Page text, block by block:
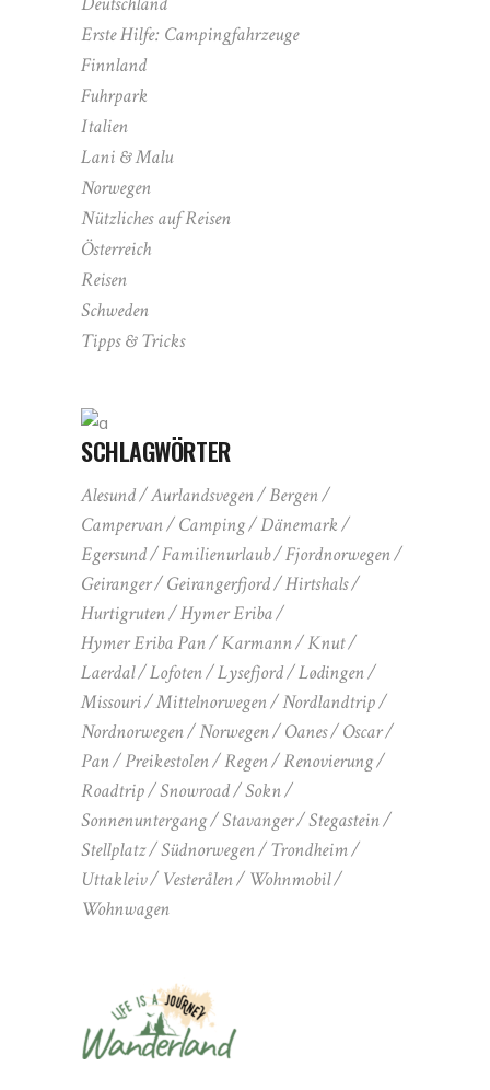
Erste Hilfe: Campingfahrzeuge
Finnland
Fuhrpark
Italien
Lani & Malu
Norwegen
Nützliches auf Reisen
Österreich
Reisen
Schweden
Tipps & Tricks
SCHLAGWÖRTER
Alesund Aurlandsvegen
Bergen
Campervan
Camping
Dänemark
Egersund
Familienurlaub
Fjordnorwegen
Geiranger
Geirangerfjord
Hirtshals
Hurtigruten
Hymer Eriba
Hymer Eriba Pan
Karmann
Knut
Laerdal
Lofoten Lysefjord
Lødingen
Missouri
Mittelnorwegen
Nordlandtrip
Nordnorwegen
Norwegen Oanes
Oscar
Pan
Preikestolen Regen
Renovierung
Roadtrip
Snowroad
Sokn
Sonnenuntergang
Stavanger
Stegastein
Stellplatz
Südnorwegen
Trondheim
Uttakleiv
Vesterålen
Wohnmobil
Wohnwagen